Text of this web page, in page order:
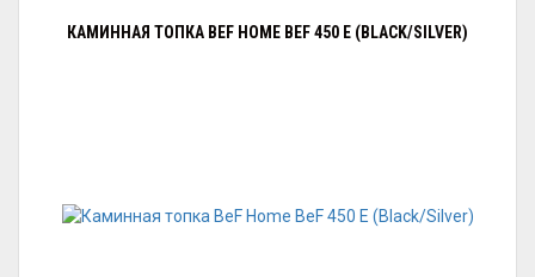
КАМИННАЯ ТОПКА BEF HOME BEF 450 E (BLACK/SILVER)